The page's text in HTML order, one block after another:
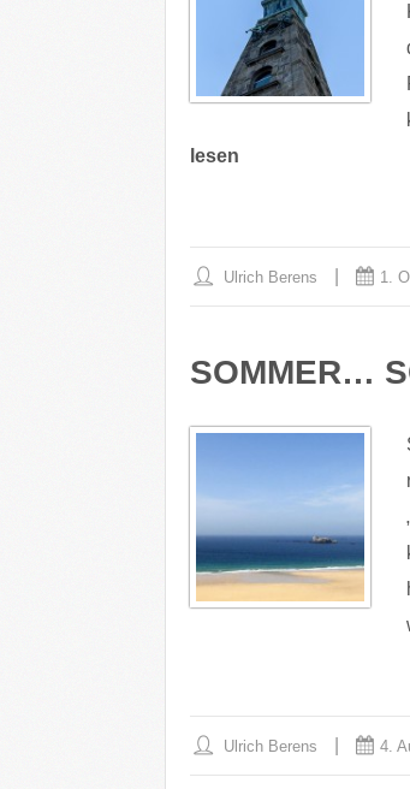
lesen
Ulrich Berens 1.
SOMMER…
Ulrich Berens 4.